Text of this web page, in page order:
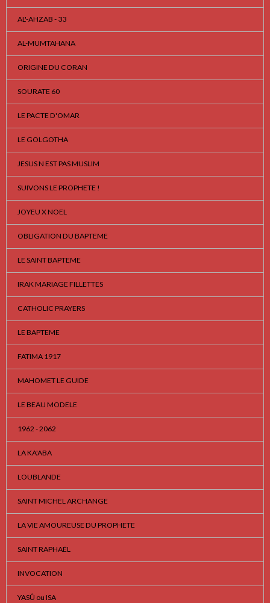
AL'-AHZAB - 33
AL-MUMTAHANA
ORIGINE DU CORAN
SOURATE 60
LE PACTE D'OMAR
LE GOLGOTHA
JESUS N EST PAS MUSLIM
SUIVONS LE PROPHETE !
JOYEU X NOEL
OBLIGATION DU BAPTEME
LE SAINT BAPTEME
IRAK MARIAGE FILLETTES
CATHOLIC PRAYERS
LE BAPTEME
FATIMA 1917
MAHOMET LE GUIDE
LE BEAU MODELE
1962 - 2062
LA KA'ABA
LOUBLANDE
SAINT MICHEL ARCHANGE
LA VIE AMOUREUSE DU PROPHETE
SAINT RAPHAËL
INVOCATION
YASÛ ou ISA